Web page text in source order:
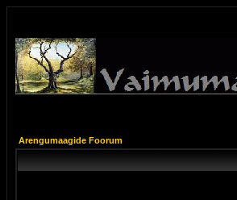
Arengumaagide Foorum